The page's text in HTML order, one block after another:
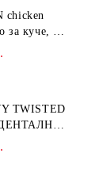
chicken
куче, 50
TWISTED